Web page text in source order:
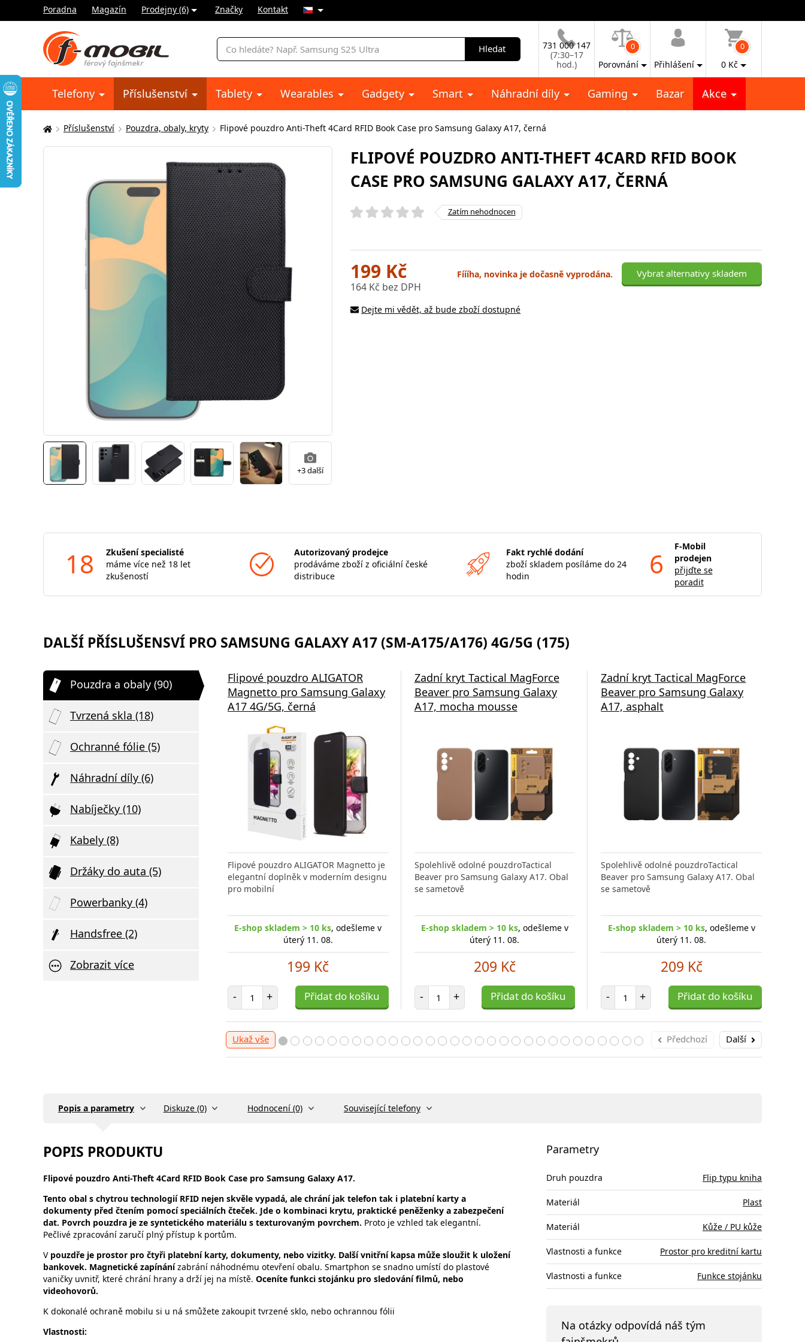
Poradna Magazín Prodejny (6) Značky Kontakt
Vyhledávání
Hledat
731 000 147
(7:30–17
hod.)
0
Porovnání Přihlášení
0
0 Kč
Telefony Příslušenství Tablety Wearables Gadgety Smart Náhradní díly Gaming Bazar Akce
Zde
se
Příslušenství Pouzdra, obaly, kryty Flipové pouzdro Anti-Theft 4Card RFID Book Case pro Samsung Galaxy A17, černá
+3 další
FLIPOVÉ POUZDRO ANTI-THEFT 4CARD RFID BOOK
CASE PRO SAMSUNG GALAXY A17, ČERNÁ
Zatím nehodnocen
199 Kč
164 Kč bez DPH
Fíííha, novinka je dočasně vyprodána. Vybrat alternativy skladem
Dejte mi vědět, až bude zboží dostupné
18
Zkušení specialisté
máme více než 18 let
zkušeností
Autorizovaný prodejce
prodáváme zboží z oficiální české
distribuce
Fakt rychlé dodání
zboží skladem posíláme do 24
hodin
6
F-Mobil
prodejen
přijďte se
poradit
DALŠÍ PŘÍSLUŠENSVÍ PRO SAMSUNG GALAXY A17 (SM-A175/A176) 4G/5G (175)
Pouzdra a obaly (90)
Tvrzená skla (18)
Ochranné fólie (5)
Náhradní díly (6)
Nabíječky (10)
Kabely (8)
Držáky do auta (5)
Powerbanky (4)
Handsfree (2)
Zobrazit více
Flipové pouzdro ALIGATOR
Magnetto pro Samsung Galaxy
A17 4G/5G, černá
Flipové pouzdro ALIGATOR Magnetto je
elegantní doplněk v moderním designu
pro mobilní
E-shop skladem > 10 ks, odešleme v
úterý 11. 08.
199 Kč
- Počet položek
+ Přidat do košíku
Zadní kryt Tactical MagForce
Beaver pro Samsung Galaxy
A17, mocha mousse
Spolehlivě odolné pouzdroTactical
Beaver pro Samsung Galaxy A17. Obal
se sametově
E-shop skladem > 10 ks, odešleme v
úterý 11. 08.
209 Kč
- Počet položek
+ Přidat do košíku
Zadní kryt Tactical MagForce
Beaver pro Samsung Galaxy
A17, asphalt
Spolehlivě odolné pouzdroTactical
Beaver pro Samsung Galaxy A17. Obal
se sametově
E-shop skladem > 10 ks, odešleme v
úterý 11. 08.
209 Kč
- Počet položek
+ Přidat do košíku
Ukaž vše Předchozí Další
Popis a parametry Diskuze (0) Hodnocení (0) Související telefony
POPIS PRODUKTU
Flipové pouzdro Anti-Theft 4Card RFID Book Case pro Samsung Galaxy A17.
Tento obal s chytrou technologií RFID nejen skvěle vypadá, ale chrání jak telefon tak i platební karty a
dokumenty před čtením pomocí speciálních čteček. Jde o kombinaci krytu, praktické peněženky a zabezpečení
dat. Povrch pouzdra je ze syntetického materiálu s texturovaným povrchem. Proto je vzhled tak elegantní.
Pečlivé zpracování zaručí plný přístup k portům.
Vpouzdře je prostor pro čtyři platební karty, dokumenty, nebo vizitky. Další vnitřní kapsa může sloužit k uložení
bankovek. Magnetické zapínánízabrání náhodnému otevření obalu. Smartphon se snadno umístí do plastové
vaničky uvnitř, které chrání hrany a drží jej na místě. Oceníte funkci stojánku pro sledování filmů, nebo
videohovorů.
K dokonalé ochraně mobilu si u ná smůžete zakoupit tvrzené sklo, nebo ochrannou fólii
Vlastnosti:
Parametry
Druh pouzdra Flip typu kniha
Materiál Plast
Materiál Kůže / PU kůže
Vlastnosti a funkce Prostor pro kreditní kartu
Vlastnosti a funkce Funkce stojánku
Na otázky odpovídá náš tým